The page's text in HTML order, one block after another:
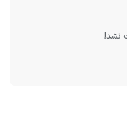
نشد!